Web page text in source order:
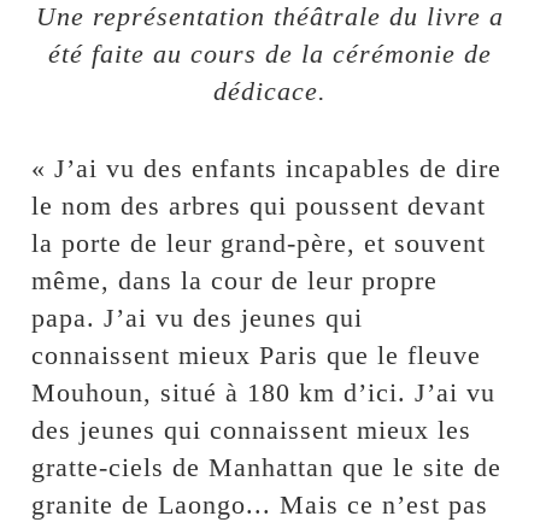
Une représentation théâtrale du livre a
été faite au cours de la cérémonie de
dédicace.
« J’ai vu des enfants incapables de dire
le nom des arbres qui poussent devant
la porte de leur grand-père, et souvent
même, dans la cour de leur propre
papa. J’ai vu des jeunes qui
connaissent mieux Paris que le fleuve
Mouhoun, situé à 180 km d’ici. J’ai vu
des jeunes qui connaissent mieux les
gratte-ciels de Manhattan que le site de
granite de Laongo... Mais ce n’est pas